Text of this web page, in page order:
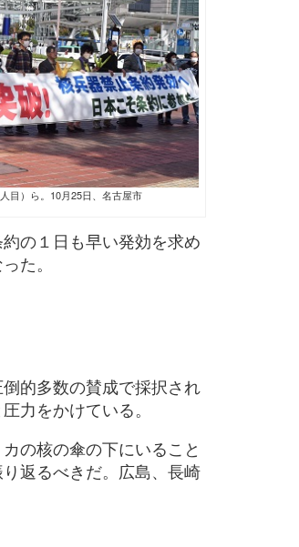
目）ら。10月25日、名古屋市
の１日も早い発効を求め
た。
的多数の賛成で採択され
力をかけている。
の核の傘の下にいること
返るべきだ。広島、長崎